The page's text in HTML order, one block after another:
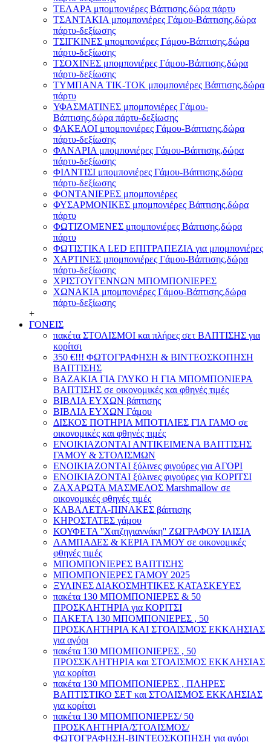
ΤΕΛΑΡΑ μπομπονιέρες Βάπτισης,δώρα πάρτυ
ΤΣΑΝΤΑΚΙΑ μπομπονιέρες Γάμου-Βάπτισης,δώρα
πάρτυ-δεξίωσης
ΤΣΙΓΚΙΝΕΣ μπομπονιέρες Γάμου-Βάπτισης,δώρα
πάρτυ-δεξίωσης
ΤΣΟΧΙΝΕΣ μπομπονιέρες Γάμου-Βάπτισης,δώρα
πάρτυ-δεξίωσης
ΤΥΜΠΑΝΑ ΤΙΚ-ΤΟΚ μπομπονιέρες Βάπτισης,δώρα
πάρτυ
ΥΦΑΣΜΑΤΙΝΕΣ μπομπονιέρες Γάμου-
Βάπτισης,δώρα πάρτυ-δεξίωσης
ΦΑΚΕΛΟΙ μπομπονιέρες Γάμου-Βάπτισης,δώρα
πάρτυ-δεξίωσης
ΦΑΝΑΡΙΑ μπομπονιέρες Γάμου-Βάπτισης,δώρα
πάρτυ-δεξίωσης
ΦΙΛΝΤΙΣΙ μπομπονιέρες Γάμου-Βάπτισης,δώρα
πάρτυ-δεξίωσης
ΦΟΝΤΑΝΙΕΡΕΣ μπομπονιέρες
ΦΥΣΑΡΜΟΝΙΚΕΣ μπομπονιέρες Βάπτισης,δώρα
πάρτυ
ΦΩΤΙΖΟΜΕΝΕΣ μπομπονιέρες Βάπτισης,δώρα
πάρτυ
ΦΩΤΙΣΤΙΚΑ LED ΕΠΙΤΡΑΠΕΖΙΑ για μπομπονιέρες
ΧΑΡΤΙΝΕΣ μπομπονιέρες Γάμου-Βάπτισης,δώρα
πάρτυ-δεξίωσης
ΧΡΙΣΤΟΥΓΕΝΝΩΝ ΜΠΟΜΠΟΝΙΕΡΕΣ
ΧΩΝΑΚΙΑ μπομπονιέρες Γάμου-Βάπτισης,δώρα
πάρτυ-δεξίωσης
+
ΓΟΝΕΙΣ
πακέτα ΣΤΟΛΙΣΜΟΙ και πλήρες σετ ΒΑΠΤΙΣΗΣ για
κορίτσι
350 €!!! ΦΩΤΟΓΡΑΦΗΣΗ & ΒΙΝΤΕΟΣΚΟΠΗΣΗ
ΒΑΠΤΙΣΗΣ
ΒΑΖΑΚΙΑ ΓΙΑ ΓΛΥΚΟ Η ΓΙΑ ΜΠΟΜΠΟΝΙΕΡΑ
ΒΑΠΤΙΣΗΣ σε οικονομικές και φθηνές τιμές
ΒΙΒΛΙΑ ΕΥΧΩΝ βάπτισης
ΒΙΒΛΙΑ ΕΥΧΩΝ Γάμου
ΔΙΣΚΟΣ ΠΟΤΗΡΙΑ ΜΠΟΤΙΛΙΕΣ ΓΙΑ ΓΑΜΟ σε
οικονομικές και φθηνές τιμές
ΕΝΟΙΚΙΑΖΟΝΤΑΙ ΑΝΤΙΚΕΙΜΕΝΑ ΒΑΠΤΙΣΗΣ
ΓΑΜΟΥ & ΣΤΟΛΙΣΜΩΝ
ΕΝΟΙΚΙΑΖΟΝΤΑΙ ξύλινες φιγούρες για ΑΓΟΡΙ
ΕΝΟΙΚΙΑΖΟΝΤΑΙ ξύλινες φιγούρες για ΚΟΡΙΤΣΙ
ΖΑΧΑΡΩΤΑ ΜΑΣΜΕΛΟΣ Marshmallow σε
οικονομικές φθηνές τιμές
ΚΑΒΑΛΕΤΑ-ΠΙΝΑΚΕΣ βάπτισης
ΚΗΡΟΣΤΑΤΕΣ γάμου
ΚΟΥΦΕΤΑ ''Χατζηγιαννάκη'' ΖΩΓΡΑΦΟΥ ΙΛΙΣΙΑ
ΛΑΜΠΑΔΕΣ & ΚΕΡΙΑ ΓΑΜΟΥ σε οικονομικές
φθηνές τιμές
ΜΠΟΜΠΟΝΙΕΡΕΣ ΒΑΠΤΙΣΗΣ
ΜΠΟΜΠΟΝΙΕΡΕΣ ΓΑΜΟΥ 2025
ΞΥΛΙΝΕΣ ΔΙΑΚΟΣΜΗΤΙΚΕΣ ΚΑΤΑΣΚΕΥΕΣ
πακέτα 130 ΜΠΟΜΠΟΝΙΕΡΕΣ & 50
ΠΡΟΣΚΛΗΤΗΡΙΑ για ΚΟΡΙΤΣΙ
ΠΑΚΕΤΑ 130 ΜΠΟΜΠΟΝΙΕΡΕΣ , 50
ΠΡΟΣΚΛΗΤΗΡΙΑ ΚΑΙ ΣΤΟΛΙΣΜΟΣ ΕΚΚΛΗΣΙΑΣ
για αγόρι
πακέτα 130 ΜΠΟΜΠΟΝΙΕΡΕΣ , 50
ΠΡΟΣΣΚΛΗΤΗΡΙΑ και ΣΤΟΛΙΣΜΟΣ ΕΚΚΛΗΣΙΑΣ
για κορίτσι
πακέτα 130 ΜΠΟΜΠΟΝΙΕΡΕΣ , ΠΛΗΡΕΣ
ΒΑΠΤΙΣΤΙΚΟ ΣΕΤ και ΣΤΟΛΙΣΜΟΣ ΕΚΚΛΗΣΙΑΣ
για κορίτσι
πακέτα 130 ΜΠΟΜΠΟΝΙΕΡΕΣ/ 50
ΠΡΟΣΚΛΗΤΗΡΙΑ/ΣΤΟΛΙΣΜΟΣ/
ΦΩΤΟΓΡΑΦΗΣΗ-ΒΙΝΤΕΟΣΚΟΠΗΣΗ για αγόρι